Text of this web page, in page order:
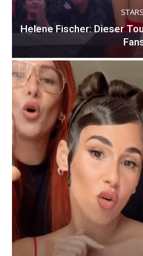
STARS
Helene Fischer: Dieser